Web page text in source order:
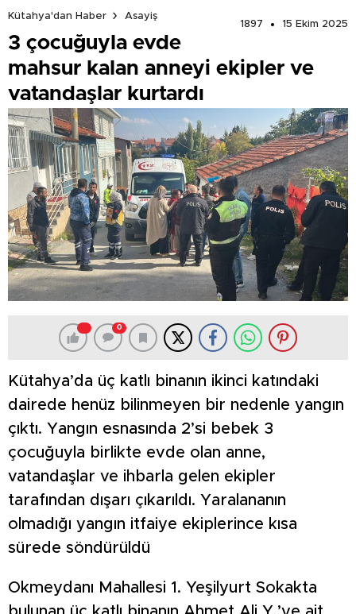
Kütahya'dan Haber
Asayiş
1897
15 Ekim 2025
3 çocuğuyla evde
mahsur kalan anneyi ekipler ve
vatandaşlar kurtardı
0
Kütahya’da üç katlı binanın ikinci katındaki
dairede henüz bilinmeyen bir nedenle yangın
çıktı. Yangın esnasında 2’si bebek 3
çocuğuyla birlikte evde olan anne,
vatandaşlar ve ihbarla gelen ekipler
tarafından dışarı çıkarıldı. Yaralananın
olmadığı yangın itfaiye ekiplerince kısa
sürede söndürüldü
Okmeydanı Mahallesi 1. Yeşilyurt Sokakta